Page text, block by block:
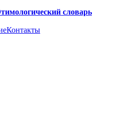
словарь
Контакты